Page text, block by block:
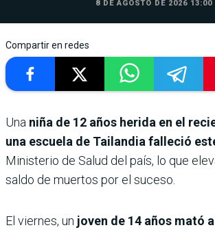
8 DE AGOSTO DE 2026 13:00
Compartir en redes
Una niña de 12 años herida en el
una escuela de Tailandia falleció
Ministerio de Salud del país, lo que
saldo de muertos por el suceso.
El viernes, un joven de 14 años mató